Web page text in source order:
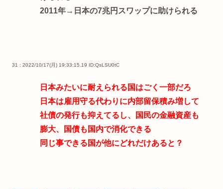
2011年→日本の7兆円スワップに助けられる
31 : 2022/10/17(月) 19:33:15.19 ID:QsLSU0tC
日本みたいに耐えられる国はごく一部だろ
日本は雇用守る代わりに内部留保積み増して
社債の発行も抑えてるし、国民の金融資産も
膨大、国債も国内で消化できる
同じ事できる国が他にどれだけあると？